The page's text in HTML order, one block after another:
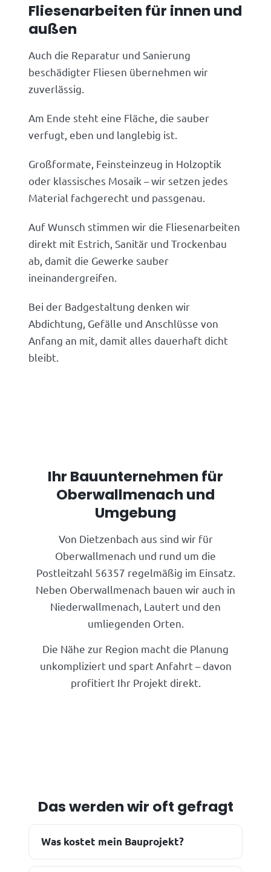
Fliesenarbeiten für innen und
außen
Auch die Reparatur und Sanierung
beschädigter Fliesen übernehmen wir
zuverlässig.
Am Ende steht eine Fläche, die sauber
verfugt, eben und langlebig ist.
Großformate, Feinsteinzeug in Holzoptik
oder klassisches Mosaik – wir setzen jedes
Material fachgerecht und passgenau.
Auf Wunsch stimmen wir die Fliesenarbeiten
direkt mit Estrich, Sanitär und Trockenbau
ab, damit die Gewerke sauber
ineinandergreifen.
Bei der Badgestaltung denken wir
Abdichtung, Gefälle und Anschlüsse von
Anfang an mit, damit alles dauerhaft dicht
bleibt.
Ihr Bauunternehmen für
Oberwallmenach und
Umgebung
Von Dietzenbach aus sind wir für
Oberwallmenach und rund um die
Postleitzahl 56357 regelmäßig im Einsatz.
Neben Oberwallmenach bauen wir auch in
Niederwallmenach, Lautert und den
umliegenden Orten.
Die Nähe zur Region macht die Planung
unkompliziert und spart Anfahrt – davon
profitiert Ihr Projekt direkt.
Das werden wir oft gefragt
Was kostet mein Bauprojekt?